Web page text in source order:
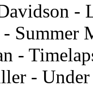
Summеr
-
-